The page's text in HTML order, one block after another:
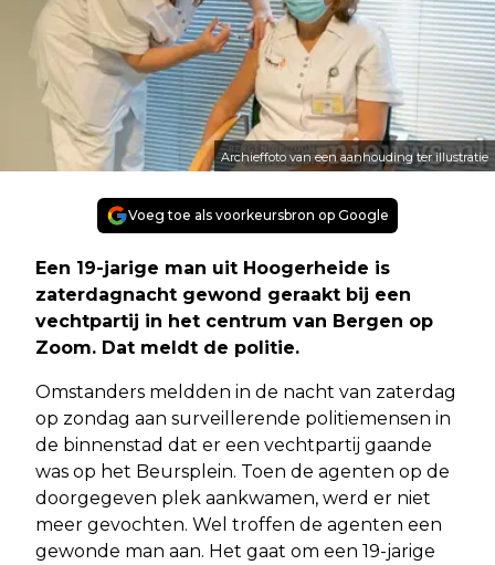
Archieffoto van een aanhouding ter illustratie
Voeg toe als voorkeursbron op Google
Een 19-jarige man uit Hoogerheide is
zaterdagnacht gewond geraakt bij een
vechtpartij in het centrum van Bergen op
Zoom. Dat meldt de politie.
Omstanders meldden in de nacht van zaterdag
op zondag aan surveillerende politiemensen in
de binnenstad dat er een vechtpartij gaande
was op het Beursplein. Toen de agenten op de
doorgegeven plek aankwamen, werd er niet
meer gevochten. Wel troffen de agenten een
gewonde man aan. Het gaat om een 19-jarige